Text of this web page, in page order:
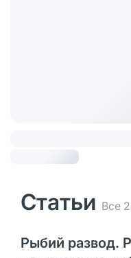
Статьи Все
Рыбий развод.